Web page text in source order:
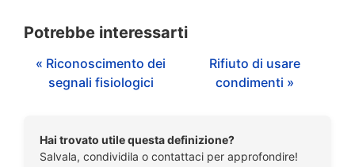
Potrebbe interessarti
« Riconoscimento dei
segnali fisiologici
Rifiuto di usare
condimenti »
Hai trovato utile questa definizione?
Salvala, condividila o contattaci per approfondire!